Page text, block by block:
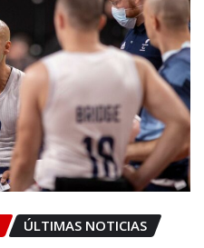
ÚLTIMAS NOTICIAS